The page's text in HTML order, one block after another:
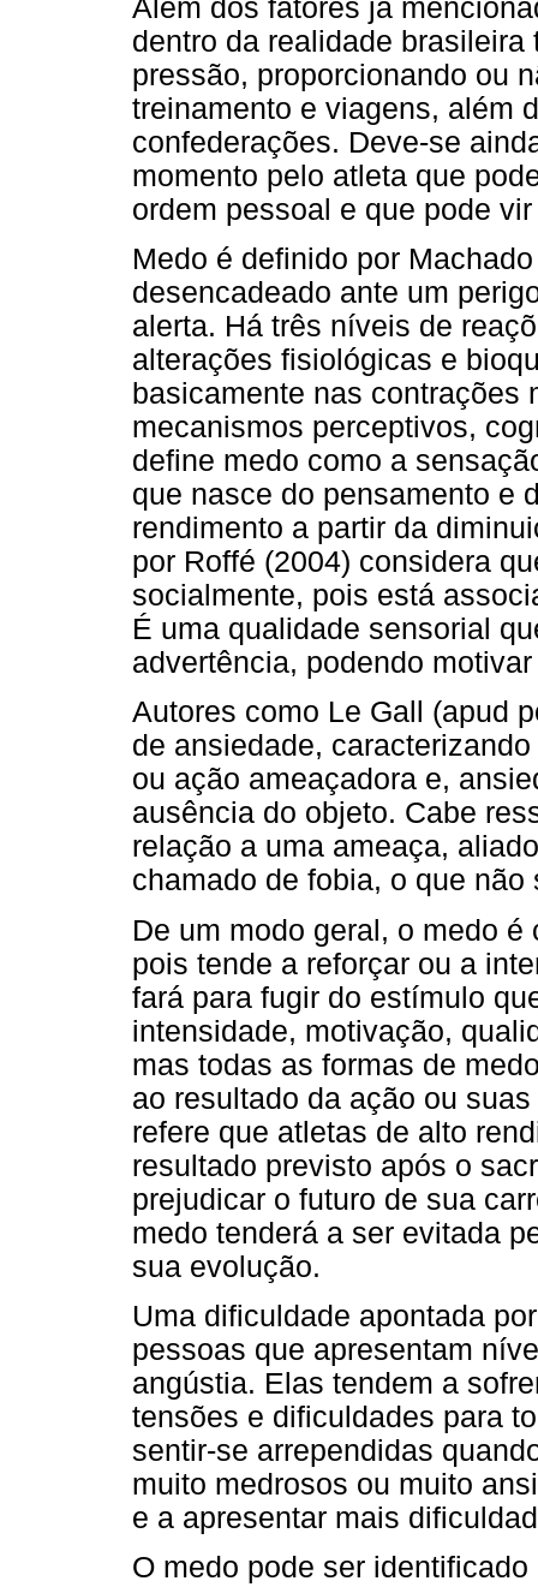
Além dos fatores já
dentro da realidade
pressão, proporcionando ou
treinamento e viagens, além
confederações. Deve-se
momento pelo atleta que
ordem pessoal e que pode
Medo é definido por
desencadeado ante um
alerta. Há três níveis de
alterações fisiológicas e
basicamente nas contrações
mecanismos perceptivos,
define medo como a
que nasce do pensamento e
rendimento a partir da
por Roffé (2004) considera
socialmente, pois está
É uma qualidade sensorial
advertência, podendo
Autores como Le Gall (apud
de ansiedade,
ou ação ameaçadora e,
ausência do objeto. Cabe
relação a uma ameaça,
chamado de fobia, o que
De um modo geral, o medo
pois tende a reforçar ou a
fará para fugir do estímulo
intensidade, motivação,
mas todas as formas de
ao resultado da ação ou
refere que atletas de alto
resultado previsto após o
prejudicar o futuro de sua
medo tenderá a ser evitada
sua evolução.
Uma dificuldade apontada
pessoas que apresentam
angústia. Elas tendem a
tensões e dificuldades para
sentir-se arrependidas
muito medrosos ou muito
e a apresentar mais
O medo pode ser